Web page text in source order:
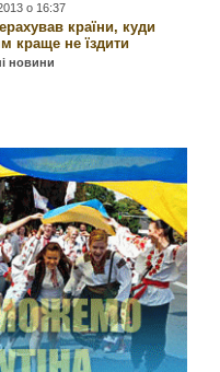
о 16:37
країни, куди
краще не їздити
новини